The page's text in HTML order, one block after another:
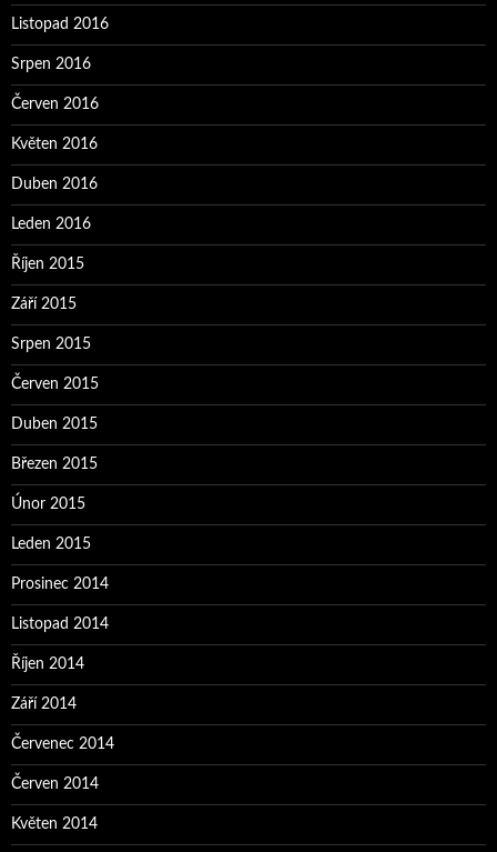
Listopad 2016
Srpen 2016
Červen 2016
Květen 2016
Duben 2016
Leden 2016
Říjen 2015
Září 2015
Srpen 2015
Červen 2015
Duben 2015
Březen 2015
Únor 2015
Leden 2015
Prosinec 2014
Listopad 2014
Říjen 2014
Září 2014
Červenec 2014
Červen 2014
Květen 2014